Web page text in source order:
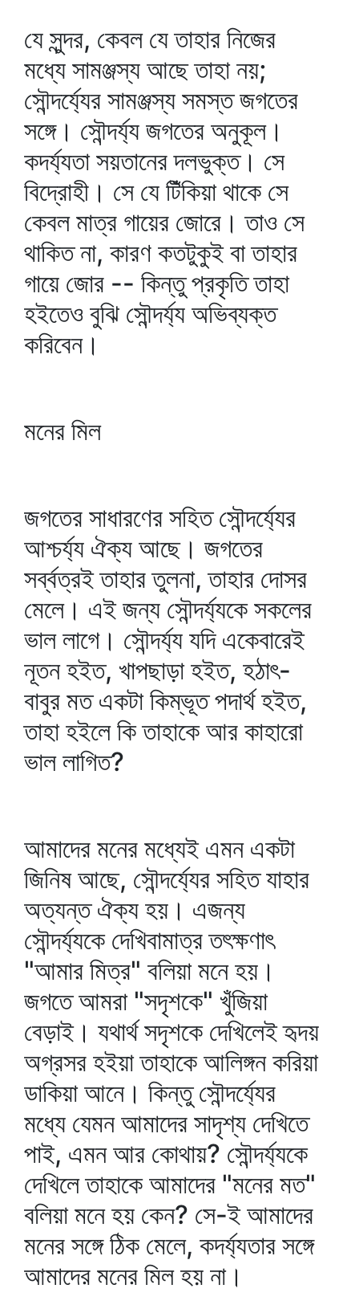
যে সুন্দর, কেবল যে তাহার নিজের
মধ্যে সামঞ্জস্য আছে তাহা নয়;
সৌন্দর্য্যের সামঞ্জস্য সমস্ত জগতের
সঙ্গে। সৌন্দর্য্য জগতের অনুকূল।
কদর্য্যতা সয়তানের দলভুক্ত। সে
বিদ্রোহী। সে যে টিঁকিয়া থাকে সে
কেবল মাত্র গায়ের জোরে। তাও সে
থাকিত না, কারণ কতটুকুই বা তাহার
গায়ে জোর -- কিন্তু প্রকৃতি তাহা
হইতেও বুঝি সৌন্দর্য্য অভিব্যক্ত
করিবেন।
মনের মিল
জগতের সাধারণের সহিত সৌন্দর্য্যের
আশ্চর্য্য ঐক্য আছে। জগতের
সর্ব্বত্রই তাহার তুলনা, তাহার দোসর
মেলে। এই জন্য সৌন্দর্য্যকে সকলের
ভাল লাগে। সৌন্দর্য্য যদি একেবারেই
নূতন হইত, খাপছাড়া হইত, হঠাৎ-
বাবুর মত একটা কিম্ভূত পদার্থ হইত,
তাহা হইলে কি তাহাকে আর কাহারো
ভাল লাগিত?
আমাদের মনের মধ্যেই এমন একটা
জিনিষ আছে, সৌন্দর্য্যের সহিত যাহার
অত্যন্ত ঐক্য হয়। এজন্য
সৌন্দর্য্যকে দেখিবামাত্র তৎক্ষণাৎ
"আমার মিত্র" বলিয়া মনে হয়।
জগতে আমরা "সদৃশকে" খুঁজিয়া
বেড়াই। যথার্থ সদৃশকে দেখিলেই হৃদয়
অগ্রসর হইয়া তাহাকে আলিঙ্গন করিয়া
ডাকিয়া আনে। কিন্তু সৌন্দর্য্যের
মধ্যে যেমন আমাদের সাদৃশ্য দেখিতে
পাই, এমন আর কোথায়? সৌন্দর্য্যকে
দেখিলে তাহাকে আমাদের "মনের মত"
বলিয়া মনে হয় কেন? সে-ই আমাদের
মনের সঙ্গে ঠিক মেলে, কদর্য্যতার সঙ্গে
আমাদের মনের মিল হয় না।